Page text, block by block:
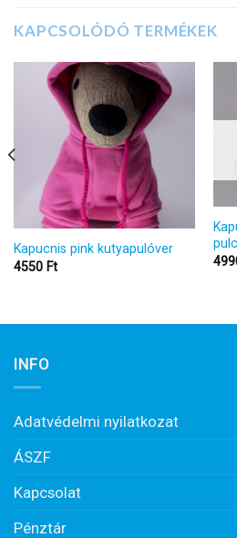
KAPCSOLÓDÓ TERMÉKEK
Kapucnis pink kutyapulóver
4550 Ft
INFO
Adatvédelmi nyilatkozat
ÁSZF
Kapcsolat
Pénztár